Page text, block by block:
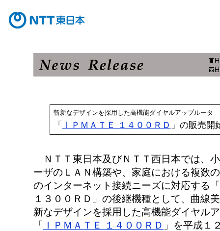
斬新なデザインを採用した高機能ダイヤルアップルータ
「 ＩＰＭＡＴＥ １４００ＲＤ 」の販売開
ＮＴＴ東日本及びＮＴＴ西日本では、
ーザのＬＡＮ構築や、家庭における複数
のインターネット接続ニーズに対応する
１３００ＲＤ」の後継機種として、曲線
新なデザインを採用した高機能ダイヤル
「
ＩＰＭＡＴＥ １４００ＲＤ 」を平成１